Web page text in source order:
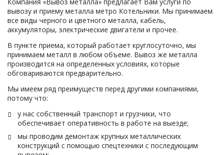
вывозу и приему металла метро Котельники. Мы принимаем
все виды черного и цветного металла, кабель,
аккумуляторы, электрические двигатели и прочее.
В пункте приема, который работает круглосуточно, мы
принимаем металл в любом объеме. Вывоз же металла
производится на определенных условиях, которые
обговариваются предварительно.
Мы имеем ряд преимуществ перед другими компаниями,
потому что:
у нас собственный транспорт и грузчики, что
обеспечивает оперативность в работе на выезде;
мы проводим демонтаж крупных металлических
конструкций с помощью спецтехники с последующим